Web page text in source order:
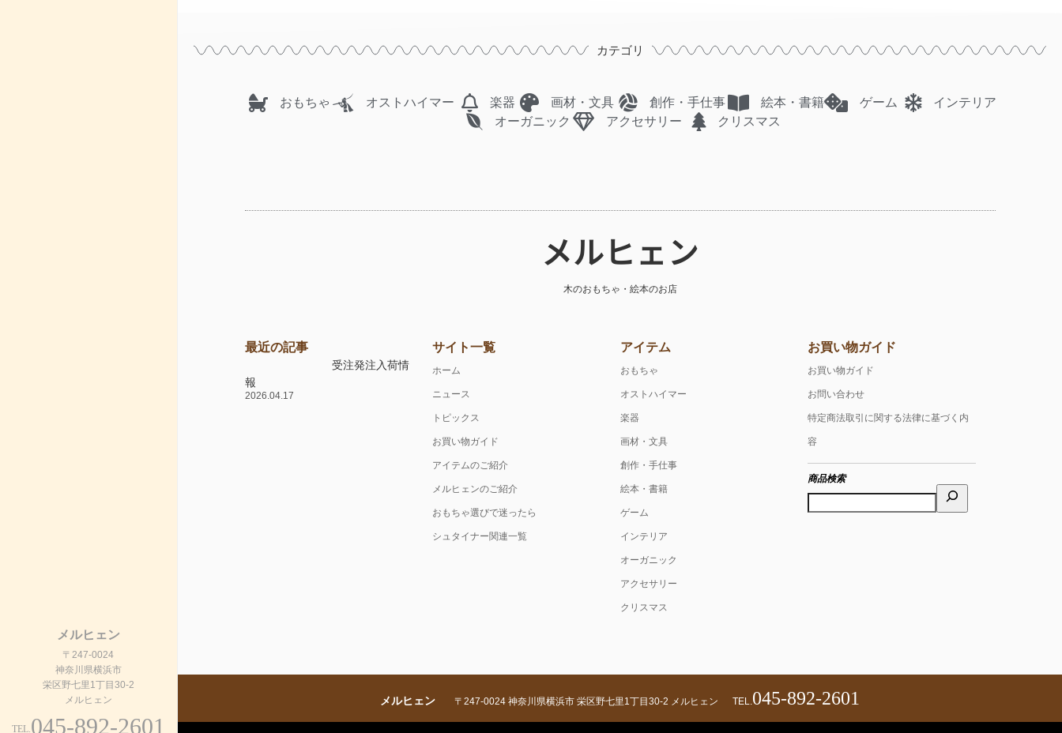
メルヒェン
〒247-0024
神奈川県横浜市
栄区野七里1丁目30-2
メルヒェン
TEL. 045-892-2601
カテゴリ
おもちゃ オストハイマー 楽器 画材・文具 創作・手仕事 絵本・書籍 ゲーム
インテリア
オーガニック
アクセサリー クリスマス
メルヒェン
木のおもちゃ・絵本のお店
最近の記事
受注発注入荷情
報
2026.04.17
サイト一覧
ホーム
ニュース
トピックス
お買い物ガイド
アイテムのご紹介
メルヒェンのご紹介
おもちゃ選びで迷ったら
シュタイナー関連一覧
アイテム
おもちゃ
オストハイマー
楽器
画材・文具
創作・手仕事
絵本・書籍
ゲーム
インテリア
オーガニック
アクセサリー
クリスマス
お買い物ガイド
お買い物ガイド
お問い合わせ
特定商法取引に関する法律に基づく内
容
商品検索
メルヒェン 〒247-0024 神奈川県横浜市 栄区野七里1丁目30-2 メルヒェン TEL.045-892-2601